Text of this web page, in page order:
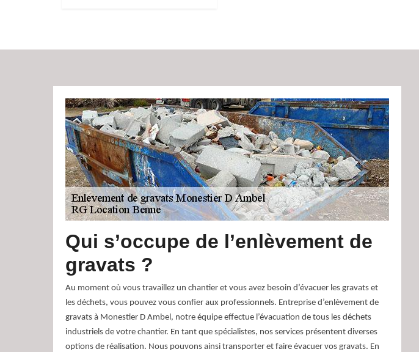
Qui s’occupe de l’enlèvement de
gravats ?
Au moment où vous travaillez un chantier et vous avez besoin d’évacuer les gravats et
les déchets, vous pouvez vous confier aux professionnels. Entreprise d’enlèvement de
gravats à Monestier D Ambel, notre équipe effectue l’évacuation de tous les déchets
industriels de votre chantier. En tant que spécialistes, nos services présentent diverses
options de réalisation. Nous pouvons ainsi transporter et faire évacuer vos gravats. En